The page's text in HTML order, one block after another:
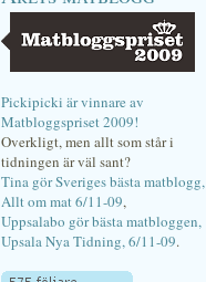
Pickipicki är vinnare av
Matbloggspriset 2009!
Overkligt, men allt som står i
tidningen är väl sant?
Tina gör Sveriges bästa matblogg,
Allt om mat 6/11-09,
Uppsalabo gör bästa matbloggen,
Upsala Nya Tidning, 6/11-09.